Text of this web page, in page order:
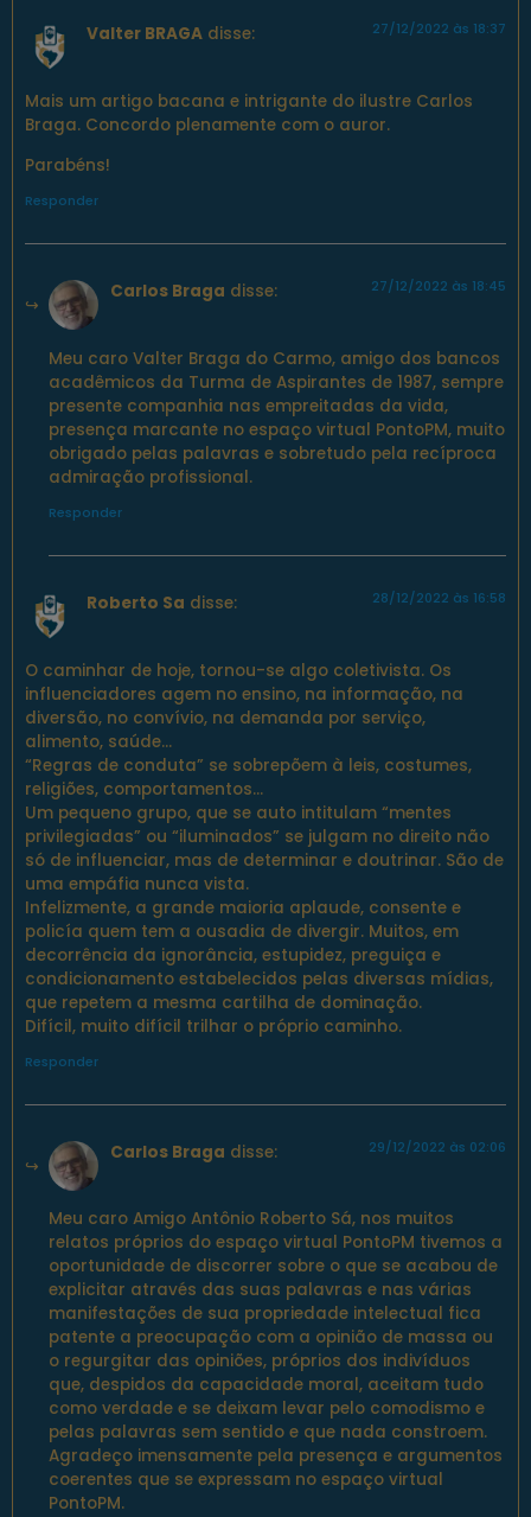
Valter BRAGA disse: 27/12/2022 às 18:37
Mais um artigo bacana e intrigante do ilustre Carlos
Braga. Concordo plenamente com o auror.
Parabéns!
Responder
Carlos Braga disse: 27/12/2022 às 18:45
Meu caro Valter Braga do Carmo, amigo dos bancos
acadêmicos da Turma de Aspirantes de 1987, sempre
presente companhia nas empreitadas da vida,
presença marcante no espaço virtual PontoPM, muito
obrigado pelas palavras e sobretudo pela recíproca
admiração profissional.
Responder
Roberto Sa disse: 28/12/2022 às 16:58
O caminhar de hoje, tornou-se algo coletivista. Os
influenciadores agem no ensino, na informação, na
diversão, no convívio, na demanda por serviço,
alimento, saúde…
“Regras de conduta” se sobrepõem à leis, costumes,
religiões, comportamentos…
Um pequeno grupo, que se auto intitulam “mentes
privilegiadas” ou “iluminados” se julgam no direito não
só de influenciar, mas de determinar e doutrinar. São de
uma empáfia nunca vista.
Infelizmente, a grande maioria aplaude, consente e
policía quem tem a ousadia de divergir. Muitos, em
decorrência da ignorância, estupidez, preguiça e
condicionamento estabelecidos pelas diversas mídias,
que repetem a mesma cartilha de dominação.
Difícil, muito difícil trilhar o próprio caminho.
Responder
Carlos Braga disse: 29/12/2022 às 02:06
Meu caro Amigo Antônio Roberto Sá, nos muitos
relatos próprios do espaço virtual PontoPM tivemos a
oportunidade de discorrer sobre o que se acabou de
explicitar através das suas palavras e nas várias
manifestações de sua propriedade intelectual fica
patente a preocupação com a opinião de massa ou
o regurgitar das opiniões, próprios dos indivíduos
que, despidos da capacidade moral, aceitam tudo
como verdade e se deixam levar pelo comodismo e
pelas palavras sem sentido e que nada constroem.
Agradeço imensamente pela presença e argumentos
coerentes que se expressam no espaço virtual
PontoPM.